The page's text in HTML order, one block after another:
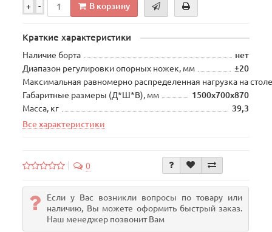
+ - В корзину
Краткие характеристики
Наличие борта
нет
Диапазон регулировки опорных ножек, мм
±20
Максимальная равномерно распределенная нагрузка на
Габаритные размеры (Д*Ш*В), мм
1500х700х870
Масса, кг
39,3
Все характеристики
0
Если у Вас возникли вопросы по товару или
наличию, Вы можете оформить быстрый заказ.
Наш менеджер позвонит Вам